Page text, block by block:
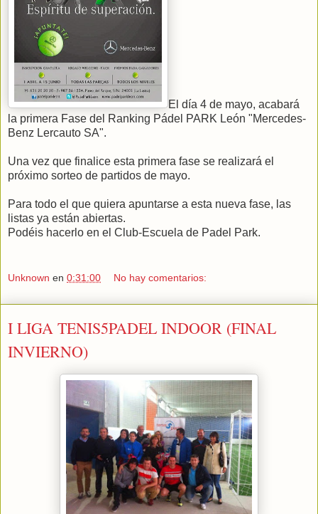
El día 4 de mayo, acabará
la primera Fase del Ranking Pádel PARK León "Mercedes-
Benz Lercauto SA".
Una vez que finalice esta primera fase se realizará el
próximo sorteo de partidos de mayo.
Para todo el que quiera apuntarse a esta nueva fase, las
listas ya están abiertas.
Podéis hacerlo en el Club-Escuela de Padel Park.
Unknown en 0:31:00 No hay comentarios:
I LIGA TENIS5PADEL INDOOR (FINAL
INVIERNO)